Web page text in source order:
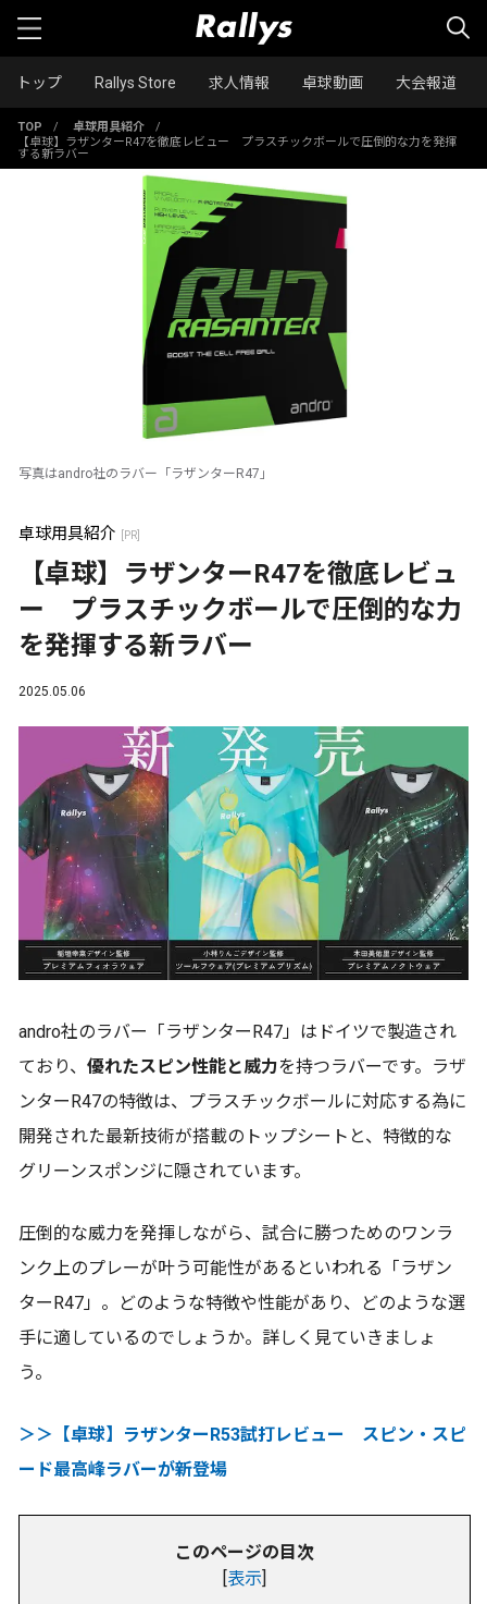
トップ Rallys Store 求人情報 卓球動画 大会報道
TOP / 卓球用具紹介
/
【卓球】ラザンターR47を徹底レビュー プラスチックボールで圧倒的な力を発揮
する新ラバー
写真はandro社のラバー「ラザンターR47」
卓球用具紹介 [PR]
【卓球】ラザンターR47を徹底レビュ
ー プラスチックボールで圧倒的な力
を発揮する新ラバー
2025.05.06
andro社のラバー「ラザンターR47」はドイツで製造され
ており、 優れたスピン性能と威力を持つラバーです。ラザ
ンターR47の特徴は、プラスチックボールに対応する為に
開発された最新技術が搭載のトップシートと、特徴的な
グリーンスポンジに隠されています。
圧倒的な威力を発揮しながら、試合に勝つためのワンラ
ンク上のプレーが叶う可能性があるといわれる「ラザン
ターR47」。どのような特徴や性能があり、どのような選
手に適しているのでしょうか。詳しく見ていきましょ
う。
＞＞【卓球】ラザンターR53試打レビュー スピン・スピ
ード最高峰ラバーが新登場
このページの目次
[表示]